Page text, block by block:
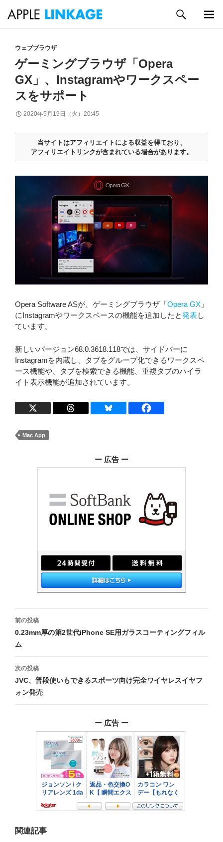
索
ウェブブラウザ
ゲーミングブラウザ「Opera
GX」、Instagramやワークスペー
スをサポート
2020年5月19日（火）20:45
当サイトはアフィリエイトによる収益を得ており、
アフィリエイトリンクが含まれている場合があります。
Opera Software ASが、ゲーミングブラウザ「Opera GX 」
にInstagramやワークスペースの機能を追加したと発表し
ています。
新しいバージョン68.0.3618.118では、サイドバーに
Instagramを内蔵し、タブをグループ化できるワークスペ
ース機能や、タブを検索できる機能、重複タブのハイラ
イト表示機能が追加されています。
Mac App
ー 広告 ー
投
稿
ナ
ビ
ゲ
ー
前の投稿
0.23mm厚の第2世代iPhone SE用ガラスコーティングフィル
ム
次の投稿
JVC、普段使いもできるスポーツ向け完全ワイヤレスイヤフ
ォン発売
ー 広告 ー
関連記事